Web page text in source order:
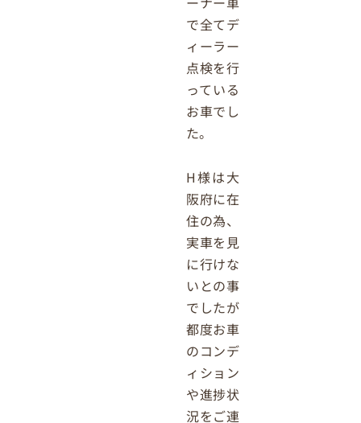
で全てデ
ィーラー
点検を行
っている
お車でし
た。
H様は大
阪府に在
住の為、
実車を見
に行けな
いとの事
でしたが
都度お車
のコンデ
ィション
や進捗状
況をご連